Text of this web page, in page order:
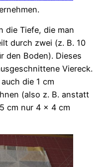
die Tiefe, die man
durch zwei (z. B. 10
den Boden). Dieses
Viereck.
die 1 cm
(also z. B. anstatt
cm nur 4 x 4 cm